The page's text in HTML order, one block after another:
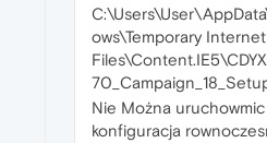
ows\Temporary Internet
Nie Można
konfiguracja